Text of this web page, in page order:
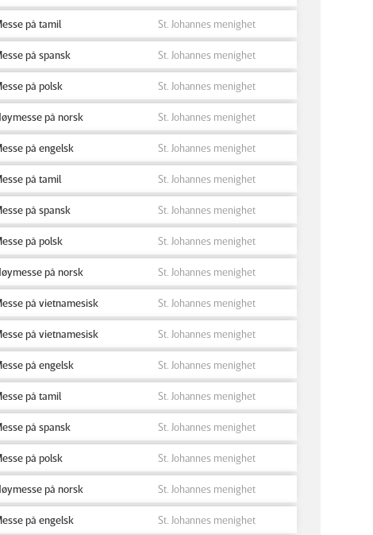
på tamil St. Johannes menighet
på spansk St. Johannes menighet
på polsk St. Johannes menighet
på norsk St. Johannes menighet
på engelsk St. Johannes menighet
på tamil St. Johannes menighet
på spansk St. Johannes menighet
på polsk St. Johannes menighet
på norsk St. Johannes menighet
på vietnamesisk St. Johannes menighet
på vietnamesisk St. Johannes menighet
på engelsk St. Johannes menighet
på tamil St. Johannes menighet
på spansk St. Johannes menighet
på polsk St. Johannes menighet
på norsk St. Johannes menighet
på engelsk St. Johannes menighet